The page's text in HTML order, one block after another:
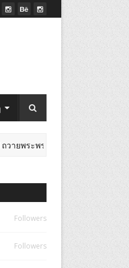
ระพร ในโอกาสวันเฉลิมพระชนมพ
Followers
Followers